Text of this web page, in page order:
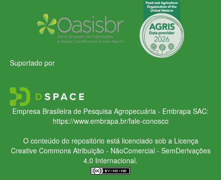
Suportado por
Empresa Brasileira de Pesquisa Agropecuária - Embrapa SAC:
https://www.embrapa.br/fale-conosco
O conteúdo do repositório está licenciado sob a Licença
Creative CommonsAtribuição - NãoComercial - SemDerivações
4.0 Internacional.